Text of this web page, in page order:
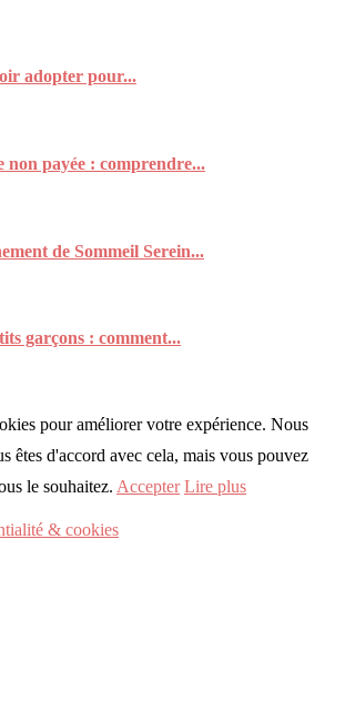
adopter pour...
non payée : comprendre...
de Sommeil Serein...
garçons : comment...
pour améliorer votre expérience. Nous
êtes d'accord avec cela, mais vous pouvez
le souhaitez. Accepter Lire plus
& cookies